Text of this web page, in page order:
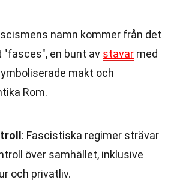
namn kommer från det
"fasces", en bunt av stavar med
makt och
Rom.
: Fascistiska regimer strävar
över samhället, inklusive
och privatliv.